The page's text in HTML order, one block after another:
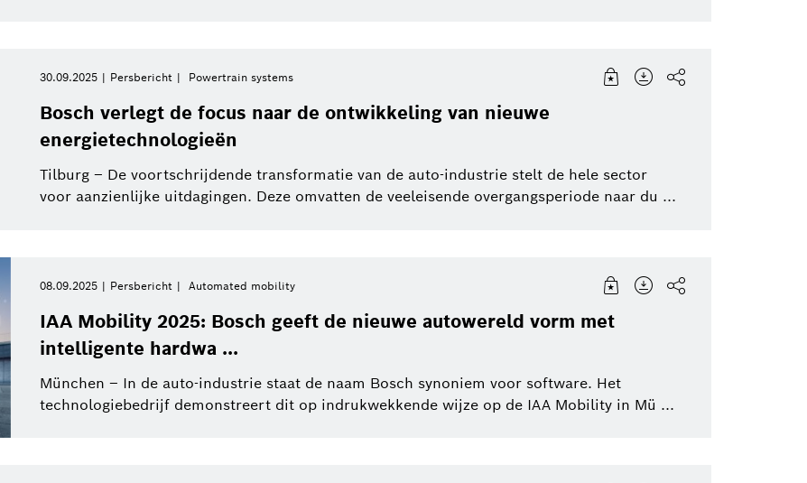
Connected mobility Automated mobility Artificial Intelligence
Bosch Group
Energy and Building
Power Tools
Service Solutions Software Innovations
Dit kwartaal
Dit jaar
Sluit filters
Alle filters verwijderen
30.09.2025 Persbericht Powertrain systems
Bosch verlegt de focus naar de ontwikkeling van nieuwe
energietechnologieën
Tilburg – De voortschrijdende transformatie van de auto-industrie stelt de hele sector
voor aanzienlijke uitdagingen. Deze omvatten de veeleisende overgangsperiode naar du ...
08.09.2025 Persbericht Automated mobility
IAA Mobility 2025: Bosch geeft de nieuwe autowereld vorm met
intelligente hardwa ...
München – In de auto-industrie staat de naam Bosch synoniem voor software. Het
technologiebedrijf demonstreert dit op indrukwekkende wijze op de IAA Mobility in Mü ...